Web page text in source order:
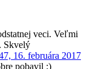
veci. Veľmi
Skvelý
16. februára 2017
pobavil :)